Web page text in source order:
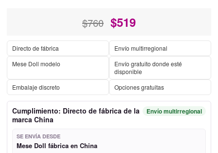
$760 $519
Directo de fábrica
Envío multirregional
Mese Doll modelo
Envío gratuito donde esté
disponible
Embalaje discreto
Opciones gratuitas
Cumplimiento: Directo de fábrica de la
marca China
Envío multirregional
SE ENVÍA DESDE
Mese Doll fábrica en China